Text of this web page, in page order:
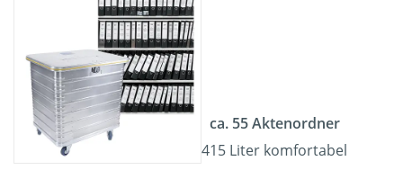
ca. 55 Aktenordner
415 Liter komfortabel